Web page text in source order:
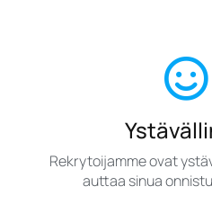
Rekrytoijamme ovat
auttaa sinua